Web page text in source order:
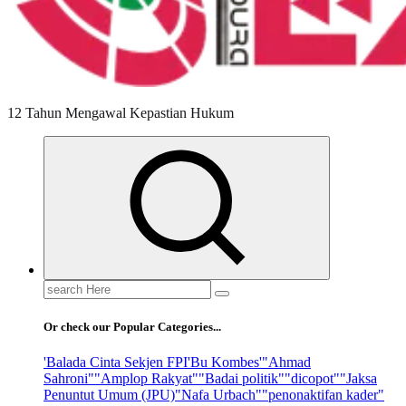
12 Tahun Mengawal Kepastian Hukum
Search
for:
Or check our Popular Categories...
'Balada Cinta Sekjen FPI'Bu Kombes'"Ahmad
Sahroni""Amplop Rakyat""Badai politik""dicopot""Jaksa
Penuntut Umum (JPU)"Nafa Urbach""penonaktifan kader"